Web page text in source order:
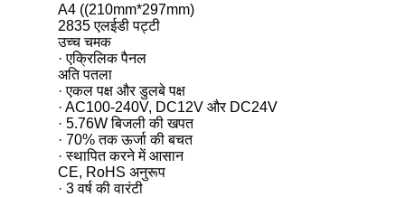
A4 ((210mm*297mm)
2835 एलईडी पट्टी
उच्च चमक
· एक्रिलिक पैनल
अति पतला
· एकल पक्ष और डुलबे पक्ष
· AC100-240V, DC12V और DC24V
· 5.76W बिजली की खपत
· 70% तक ऊर्जा की बचत
· स्थापित करने में आसान
CE, RoHS अनुरूप
· 3 वर्ष की वारंटी